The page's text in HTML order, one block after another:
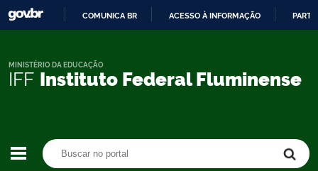
CONTEÚDO
COMUNICA BR ACESSO À INFORMAÇÃO
IFF Instituto Federal Fluminense
MINISTÉRIO DA EDUCAÇÃO